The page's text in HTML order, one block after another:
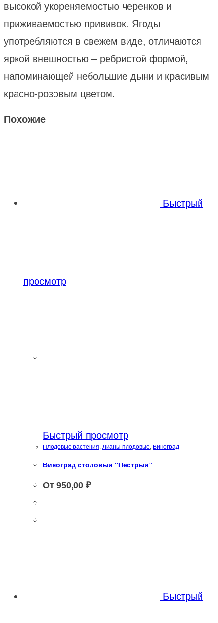
высокой укореняемостью черенков и
приживаемостью прививок. Ягоды
употребляются в свежем виде, отличаются
яркой внешностью – ребристой формой,
напоминающей небольшие дыни и красивым
красно-розовым цветом.
Похожие
Быстрый
просмотр
Быстрый просмотр
Плодовые растения Лианы плодовые Виноград
Виноград столовый “Пёстрый”
От 950,00 ₽
Быстрый